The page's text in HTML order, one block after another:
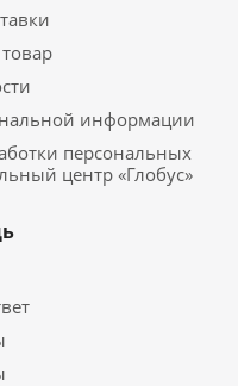
информации
персональных
центр «Глобус»